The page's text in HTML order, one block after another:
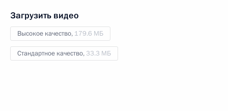
Загрузить видео
Высокое качество, 179.6 МБ
Стандартное качество, 33.3 МБ